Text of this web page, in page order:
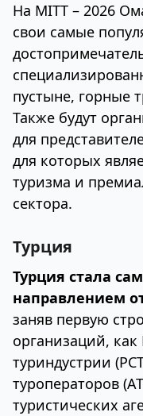
На MITT – 2026
свои самые
пустыне, горные
Также будут
для
для которых
туризма и
сектора.
Турция
Турция стала
направлением
заняв первую
организаций,
туриндустрии
туроператоров
туристических